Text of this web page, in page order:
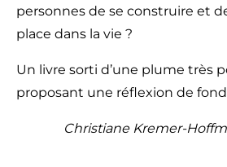
personnes de se construire et
place dans la vie ?
Un livre sorti d’une plume très
proposant une réflexion de
Christiane Kremer-